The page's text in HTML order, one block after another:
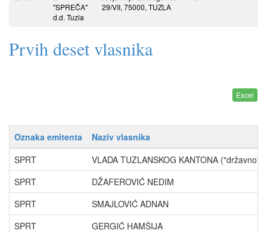
"SPREČA"
d.d. Tuzla
29/VII, 75000, TUZLA
Prvih deset vlasnika
Oznaka emitenta
Naziv vlasnika
SPRT
VLADA TUZLANSKOG KANTONA ("državno"
SPRT
DŽAFEROVIĆ NEDIM
SPRT
SMAJLOVIĆ ADNAN
SPRT
GERGIĆ HAMŠIJA